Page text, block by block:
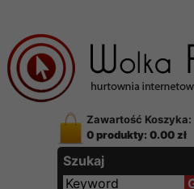
Zawartość Koszyka:
0 produkty: 0.00 zł
Szukaj